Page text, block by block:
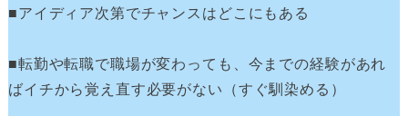
■アイディア次第でチャンスはどこにもある
■転勤や転職で職場が変わっても、今までの経験があれ
ばイチから覚え直す必要がない（すぐ馴染める）